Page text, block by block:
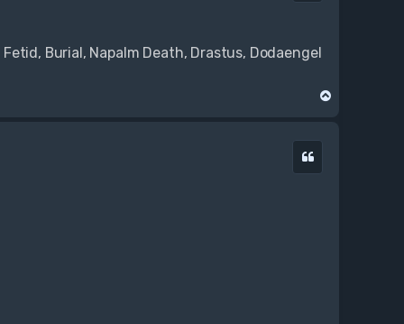
Burial, Napalm Death, Drastus, Dodaengel